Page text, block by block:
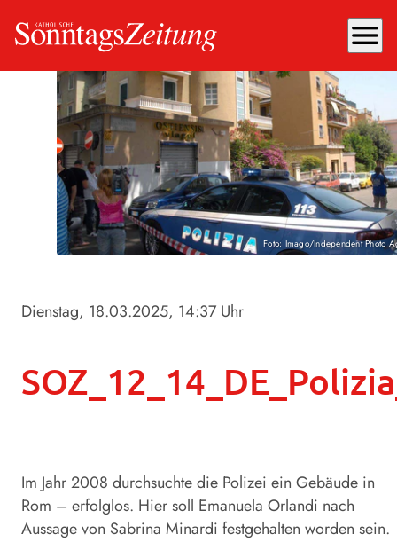
menu
Foto: Imago/Independent Photo
Dienstag, 18.03.2025, 14:37 Uhr
Im Jahr 2008 durchsuchte die Polizei ein Gebäude in
Rom – erfolglos. Hier soll Emanuela Orlandi nach
Aussage von Sabrina Minardi festgehalten worden sein.